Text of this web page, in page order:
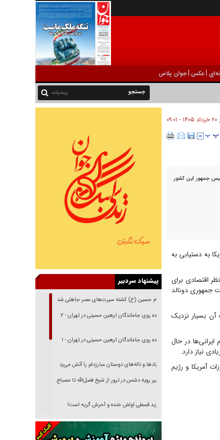
|عکس |جوان پلاس
پیشرفته
۲۰ خرداد ۱۴۰۵ - ۰۹:۰۱
جمهور این کشور
به دستیابی به
اقتصادی برای
جمهوری دونالد
بسیار نزدیک
ایرانی‌ها در حال
نیاز دارد.
آمریکا و رژیم
پیشنهاد سردبیر
امام حسین (ع) کشته سیرت‌های عصر جاهلی شد
پیاده روی جاماندگان اربعین حسینی در تهران - ۲
پیاده روی جاماندگان اربعین حسینی در تهران - ۱
فریاد‌ها و ناله‌های دوستان مبارزدلم را آتش می‌زد
تغییر رویه دشمن در ترور از شیخ فضل‌الله تا مصباح
خرید قسطی اولش خنده و آخرش گریه است!
فوتبال و آن «بالا»!
راهبرد غافلگیری با نسل جدید پهپاد‌ها